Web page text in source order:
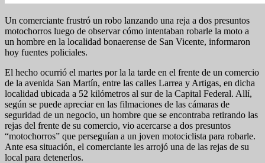
Un comerciante frustró un robo lanzando una reja a dos presuntos
motochorros luego de observar cómo intentaban robarle la moto a
un hombre en la localidad bonaerense de San Vicente, informaron
hoy fuentes policiales.
El hecho ocurrió el martes por la la tarde en el frente de un comercio
de la avenida San Martín, entre las calles Larrea y Artigas, en dicha
localidad ubicada a 52 kilómetros al sur de la Capital Federal. Allí,
según se puede apreciar en las filmaciones de las cámaras de
seguridad de un negocio, un hombre que se encontraba retirando las
rejas del frente de su comercio, vio acercarse a dos presuntos
“motochorros” que perseguían a un joven motociclista para robarle.
Ante esa situación, el comerciante les arrojó una de las rejas de su
local para detenerlos.